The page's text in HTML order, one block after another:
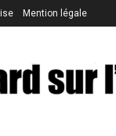
Mention légale